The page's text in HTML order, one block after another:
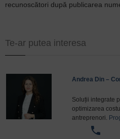
recunoscători după publicarea
Te-ar putea interesa
Andrea Din –
Soluții integrate
optimizarea
antreprenori.
phone